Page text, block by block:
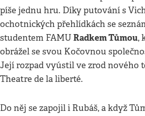
píše jednu hru. Díky putování s
ochotnických přehlídkách se
studentem FAMURadkem Tůmou,
obrážel se svou Kočovnou
Její rozpad vyústil ve zrod nového
Theatre de la liberté.
Do něj se zapojil i Rubáš, a když